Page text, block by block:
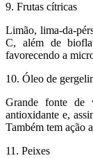
9. Frutas cítricas
Limão, lima-da-
C, além de
favorecendo a
10. Óleo de
Grande fonte de
antioxidante e,
Também tem ação
11. Peixes